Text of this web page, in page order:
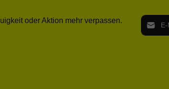
oder Aktion mehr verpassen. E-Mail-